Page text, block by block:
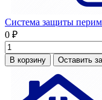
Система защиты
0 ₽
В корзину Оставить